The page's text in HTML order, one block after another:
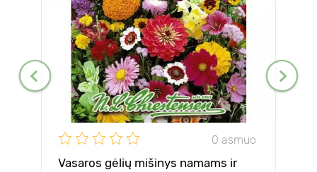
0 asmuo
Vasaros gėlių mišinys namams ir